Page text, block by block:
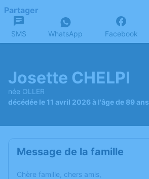
Partager
SMS WhatsApp Facebook
Josette CHELPI
née OLLER
décédée le 11 avril 2026 à l'âge de 89 ans
Message de la famille
Chère famille, chers amis,